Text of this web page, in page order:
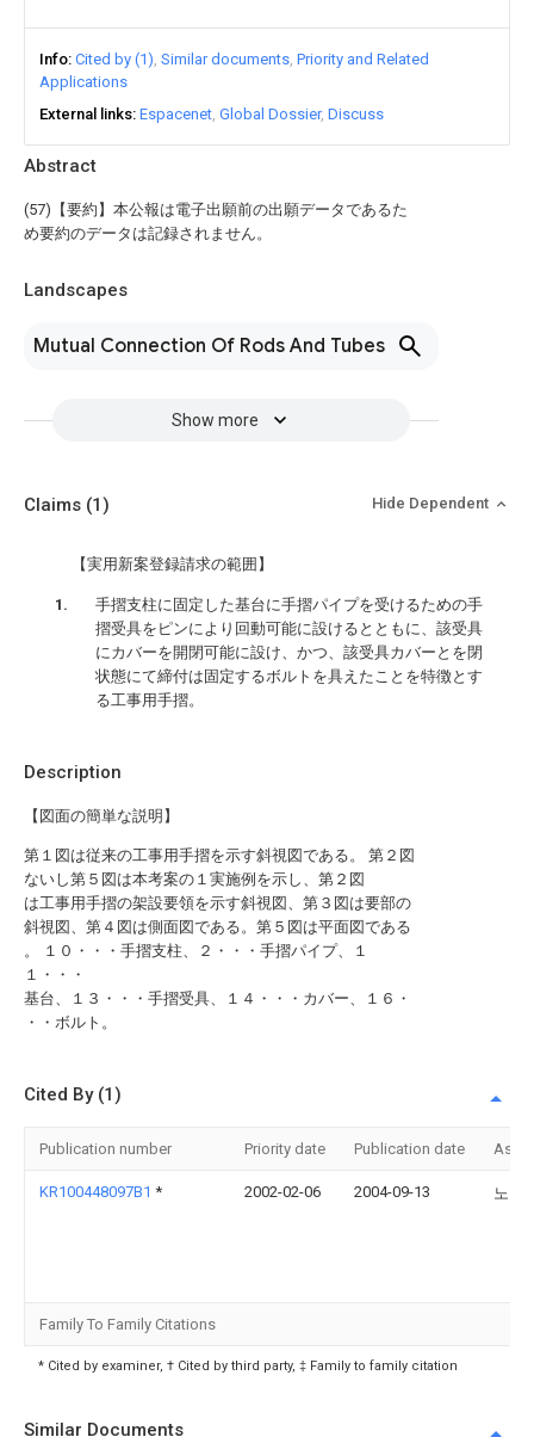
Abstract
(57)【要約】本公報は電子出願前の出願データであるた
め要約のデータは記録されません。
Landscapes
Mutual Connection Of Rods And Tubes
Show more
Info Cited by (1) Similar documents Priority and Related
Applications
External links Espacenet Global Dossier Discuss
Description
【図面の簡単な説明】
第１図は従来の工事用手摺を示す斜視図である。 第２図
ないし第５図は本考案の１実施例を示し、第２図
は工事用手摺の架設要領を示す斜視図、第３図は要部の
斜視図、第４図は側面図である。第５図は平面図である
。 １０・・・手摺支柱、２・・・手摺パイプ、１
１・・・
基台、１３・・・手摺受具、１４・・・カバー、１６・
・・ボルト。
Claims (1) Hide Dependent
【実用新案登録請求の範囲】
手摺支柱に固定した基台に手摺パイプを受けるための手
摺受具をピンにより回動可能に設けるとともに、該受具
にカバーを開閉可能に設け、かつ、該受具カバーとを閉
状態にて締付は固定するボルトを具えたことを特徴とす
る工事用手摺。
Cited By (1)
Publication number Priority date Publication date
KR100448097B1 * 2002-02-06 2004-09-13 노민
Family To Family Citations
* Cited by examiner, † Cited by third party, ‡ Family to family citation
Similar Documents